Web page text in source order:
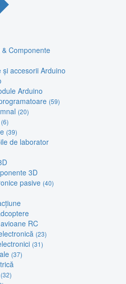
Componente
accesorii Arduino
Arduino
(59)
(20)
(6)
(39)
de laborator
3D
pasive (40)
RC
(23)
(31)
(37)
(32)